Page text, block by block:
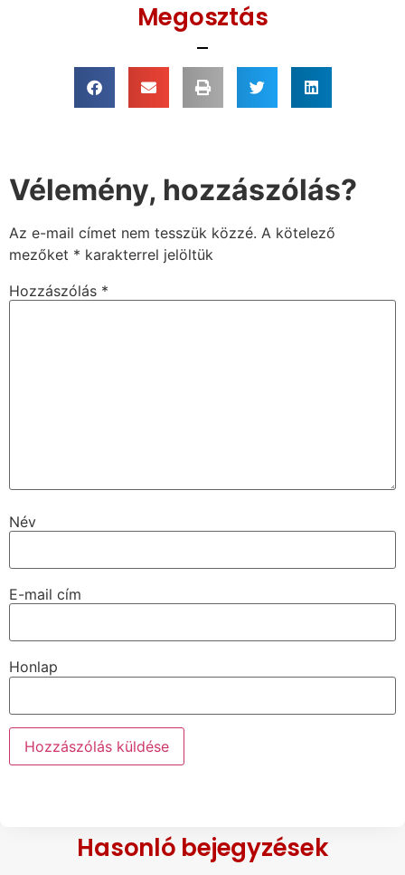
Megosztás
Vélemény, hozzászólás?
Az e-mail címet nem tesszük közzé. A kötelező
mezőket * karakterrel jelöltük
Hozzászólás *
Név
E-mail cím
Honlap
Hasonló bejegyzések